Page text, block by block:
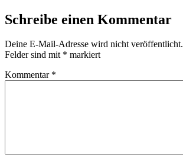
Schreibe einen Kommentar
Deine E-Mail-Adresse wird nicht veröffentlicht.
Felder sind mit * markiert
Kommentar *